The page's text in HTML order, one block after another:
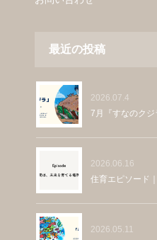
最近の投稿
2026.07.4
7月『すなのク
2026.06.16
住育エピソード
2026.05.11